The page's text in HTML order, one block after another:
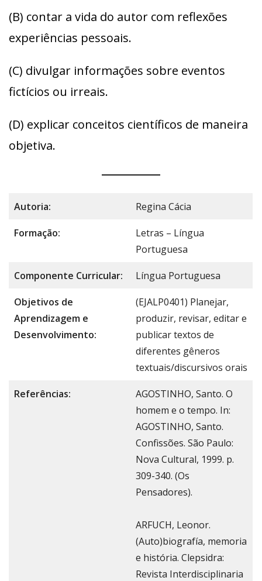
(B) contar a vida do autor com reflexões
experiências pessoais.
(C) divulgar informações sobre eventos
fictícios ou irreais.
(D) explicar conceitos científicos de maneira
objetiva.
Autoria: Regina Cácia
Formação:
Letras – Língua
Portuguesa
Componente Curricular: Língua Portuguesa
Objetivos de
Aprendizagem e
Desenvolvimento:
(EJALP0401) Planejar,
produzir, revisar, editar e
publicar textos de
diferentes gêneros
textuais/discursivos orais
Referências:
AGOSTINHO, Santo. O
homem e o tempo. In:
AGOSTINHO, Santo.
Confissões. São Paulo:
Nova Cultural, 1999. p.
309-340. (Os
Pensadores).
ARFUCH, Leonor.
(Auto)biografía, memoria
e história. Clepsidra:
Revista Interdisciplinaria